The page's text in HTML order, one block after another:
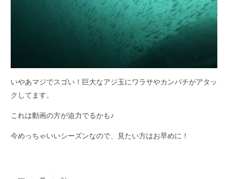
いやあマジでスゴい！巨大なアジ玉にワラサやカンパチがアタッ
クしてます。
これは動画の方が迫力でるかも♪
今めっちゃいいシーズンなので、見たい方はお早めに！